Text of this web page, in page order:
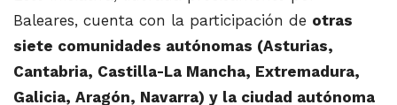
Baleares, cuenta con la participación de otras
siete comunidades autónomas (Asturias,
Cantabria, Castilla-La Mancha, Extremadura,
Galicia, Aragón, Navarra) y la ciudad autónoma